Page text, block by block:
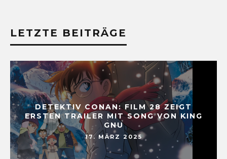
LETZTE BEITRÄGE
DETEKTIV CONAN: FILM 28 ZEIGT
ERSTEN TRAILER MIT SONG VON KING
GNU
17. MÄRZ 2025